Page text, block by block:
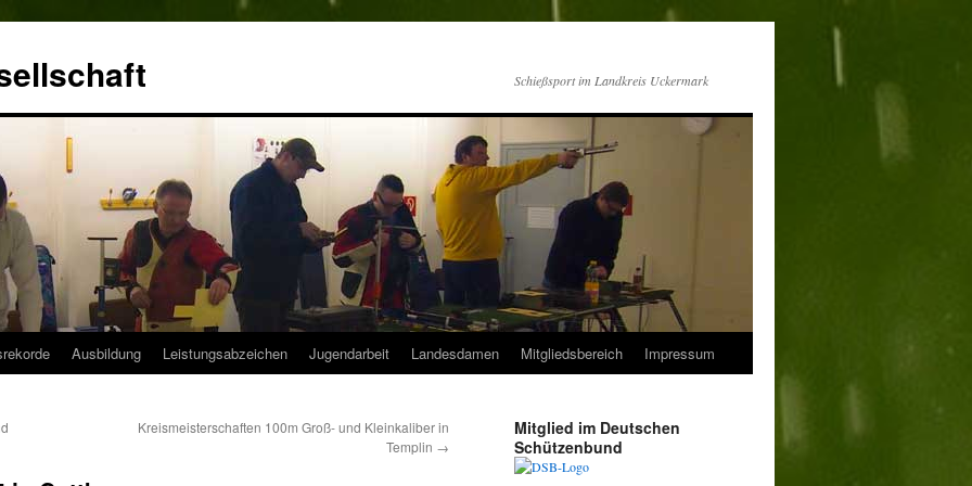
Schießsport im Landkreis Uckermark
Ausbildung Leistungsabzeichen Jugendarbeit Landesdamen Mitgliedsbereich Impressum
Kreismeisterschaften 100m Groß- und Kleinkaliber in
Templin →
Mitglied im Deutschen
Schützenbund